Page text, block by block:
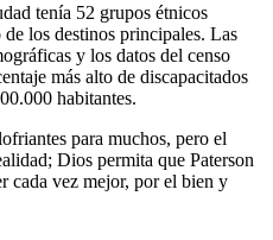
tenía 52 grupos étnicos
los destinos principales. Las
y los datos del censo
más alto de discapacitados
habitantes.
para muchos, pero el
Dios permita que Paterson
cada vez mejor, por el bien y